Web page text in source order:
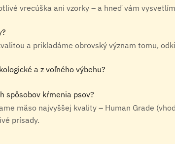
vrecúška ani vzorky – a hneď vám
a prikladáme obrovský význam tomu,
a z voľného výbehu?
spôsobov kŕmenia psov?
mäso najvyššej kvality – Human Grade
prísady.